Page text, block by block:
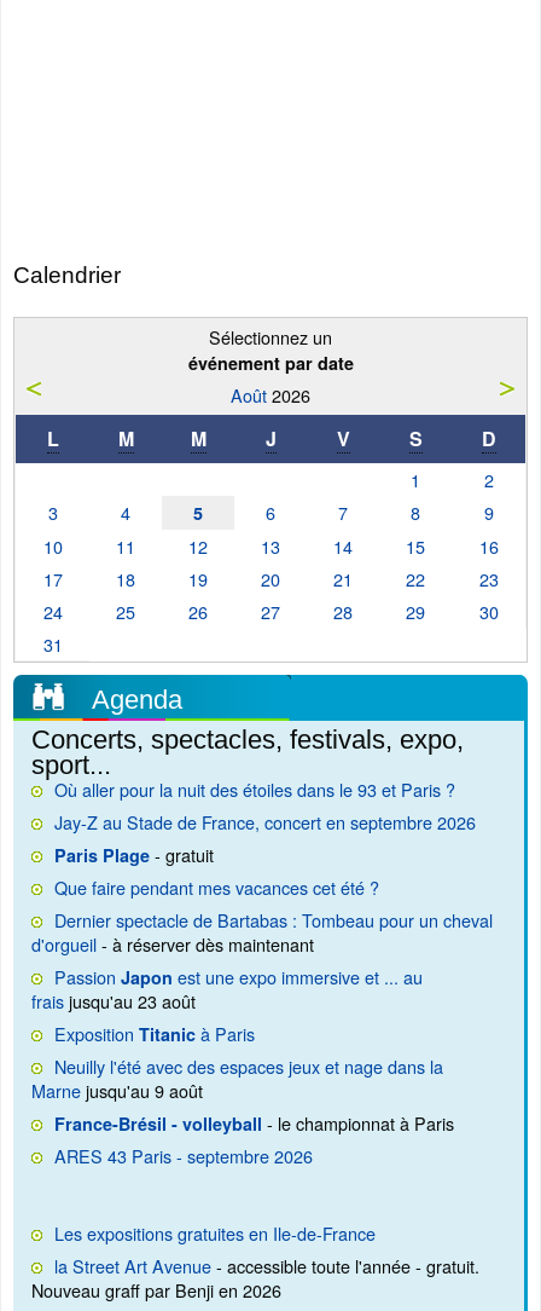
Calendrier
Sélectionnez un
événement par date
Août2026
L M M J V S D
1
2
3
4 5 6 7 8
9
10
11 12 13 14 15
16
17
18 19 20 21 22
23
24
25 26 27 28 29
30
31
Agenda
Concerts, spectacles, festivals, expo,
sport...
Où aller pour la nuit des étoiles dans le 93 et Paris ?
Jay-Z au Stade de France, concert en septembre 2026
Paris Plage - gratuit
Que faire pendant mes vacances cet été ?
Dernier spectacle de Bartabas : Tombeau pour un cheval
d'orgueil- à réserver dès maintenant
Passion Japon est une expo immersive et ... au
fraisjusqu'au 23 août
Exposition Titanic à Paris
Neuilly l'été avec des espaces jeux et nage dans la
Marnejusqu'au 9 août
France-Brésil - volleyball - le championnat à Paris
ARES 43 Paris - septembre 2026
Les expositions gratuites en Ile-de-France
la Street Art Avenue- accessible toute l'année - gratuit.
Nouveau graff par Benji en 2026